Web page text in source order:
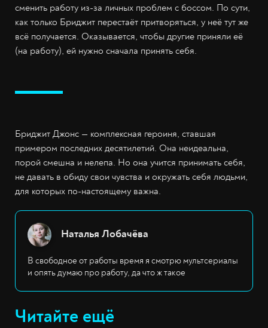
сменить работу из-за личных проблем с боссом. По сути,
как только Бриджит перестаёт притворяться, у неё тут же
всё получается. Оказывается, чтобы другие приняли её
(на работу), ей нужно сначала принять себя.
Бриджит Джонс — комплексная героиня, ставшая
примером последних десятилетий. Она неидеальна,
порой смешна и нелепа. Но она учится принимать себя,
не давать в обиду свои чувства и окружать себя людьми,
для которых по-настоящему важна.
Наталья Лобачёва
В свободное от работы время я смотрю мультсериалы
и опять думаю про работу, да что ж такое
Читайте ещё